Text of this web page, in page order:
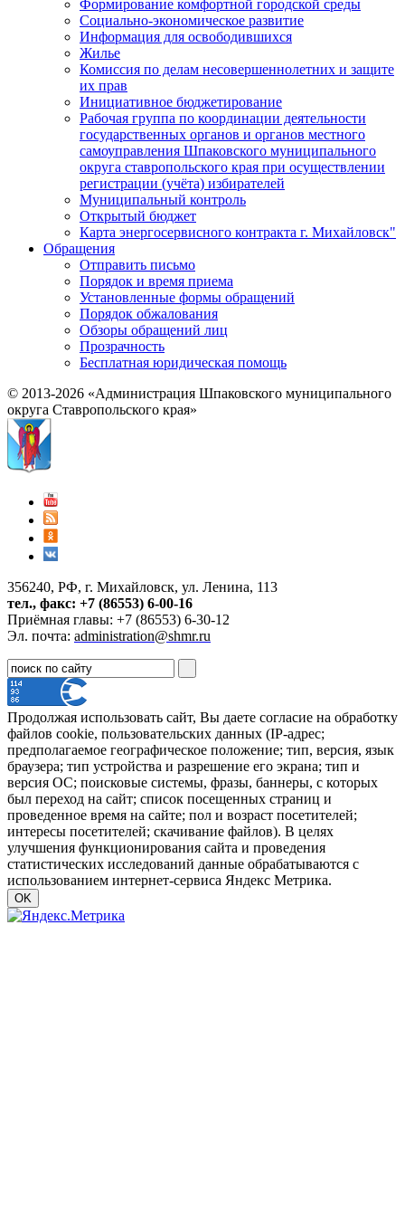
Формирование комфортной городской среды
Социально-экономическое развитие
Информация для освободившихся
Жилье
Комиссия по делам несовершеннолетних и защите
их прав
Инициативное бюджетирование
Рабочая группа по координации деятельности
государственных органов и органов местного
самоуправления Шпаковского муниципального
округа ставропольского края при осуществлении
регистрации (учёта) избирателей
Муниципальный контроль
Открытый бюджет
Карта энергосервисного контракта г. Михайловск"
Обращения
Отправить письмо
Порядок и время приема
Установленные формы обращений
Порядок обжалования
Обзоры обращений лиц
Прозрачность
Бесплатная юридическая помощь
© 2013-2026 «Администрация Шпаковского муниципального
округа Ставропольского края»
356240, РФ, г. Михайловск, ул. Ленина, 113
тел., факс: +7 (86553) 6-00-16
Приёмная главы: +7 (86553) 6-30-12
Эл. почта: administration@shmr.ru
Продолжая использовать сайт, Вы даете согласие на обработку
файлов cookie, пользовательских данных (IP-адрес;
предполагаемое географическое положение; тип, версия, язык
браузера; тип устройства и разрешение его экрана; тип и
версия ОС; поисковые системы, фразы, баннеры, с которых
был переход на сайт; список посещенных страниц и
проведенное время на сайте; пол и возраст посетителей;
интересы посетителей; скачивание файлов). В целях
улучшения функционирования сайта и проведения
статистических исследований данные обрабатываются с
использованием интернет-сервиса Яндекс Метрика.
OK